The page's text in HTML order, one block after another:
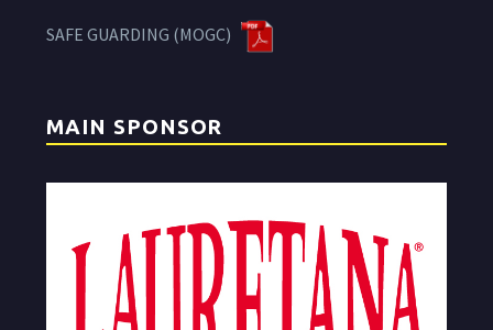
SAFE GUARDING (MOGC)
MAIN SPONSOR